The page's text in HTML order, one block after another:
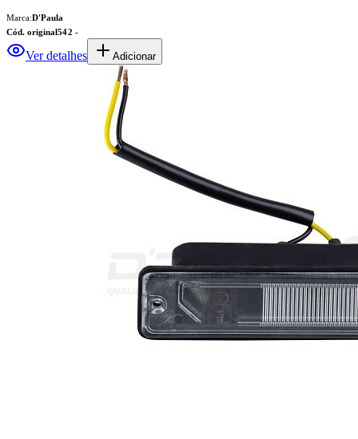
Marca:D'Paula
Cód. original542 -
Ver detalhes Adicionar